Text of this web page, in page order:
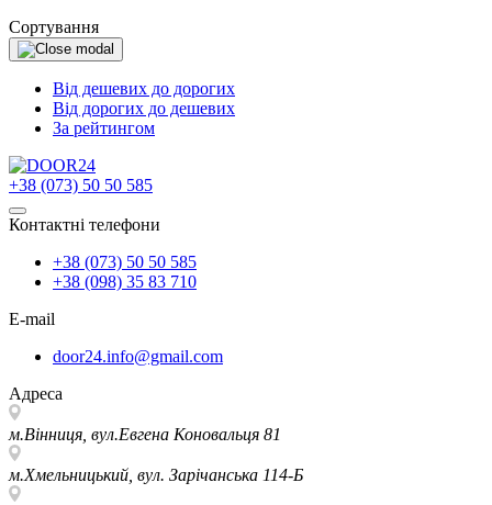
Сортування
Від дешевих до дорогих
Від дорогих до дешевих
За рейтингом
+38 (073) 50 50 585
Контактні телефони
+38 (073) 50 50 585
+38 (098) 35 83 710
E-mail
door24.info@gmail.com
Адреса
м.Вінниця, вул.Евгена Коновальця 81
м.Хмельницький, вул. Зарічанська 114-Б